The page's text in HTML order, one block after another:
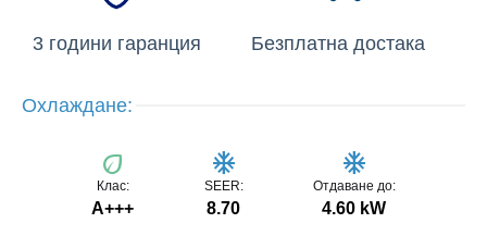
3 години гаранция Безплатна достака
Охлаждане:
eco
Клас:
A+++
ac_unit
SEER:
8.70
ac_unit
Отдаване до:
4.60 kW